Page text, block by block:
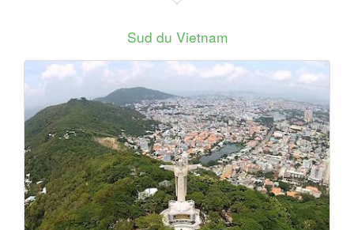
Sud du Vietnam